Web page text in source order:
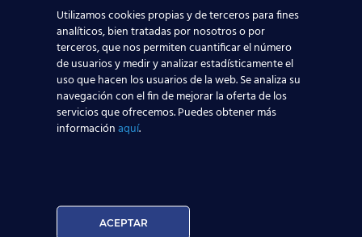
Madrid-Barajas supera los 6 millones de
pasajeros junio: qué significa para quienes
quieren ser TCP
Leer más
¡Últimas plazas! Nuevo Curso TCP en Madrid
Leer más
Utilizamos cookies propias y de terceros para fines
analíticos, bien tratadas por nosotros o por
terceros, que nos permiten cuantificar el número
de usuarios y medir y analizar estadísticamente el
uso que hacen los usuarios de la web. Se analiza su
navegación con el fin de mejorar la oferta de los
servicios que ofrecemos. Puedes obtener más
informaciónaquí.
ACEPTAR